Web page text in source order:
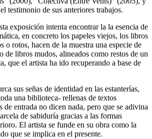
testimonio de sus anteriores trabajos.
exposición intenta encontrar la la esencia de
en concreto los papeles viejos, los libros
o rotos, hacen de la muestra una especie de
de libros mudos, alineados como restos de un
que el artista ha ido recuperando a base de
sus señas de identidad en las estanterías,
una biblioteca- rellenas de textos
de entrada no dicen nada, pero que se adivina
de sabiduría gracias a las formas
El artista se funde en su obra como la
que se implica en el presente.